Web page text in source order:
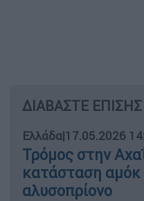
ΔΙΑΒΑΣΤΕ ΕΠΙΣΗΣ
Ελλάδα|17.05.2026
Τρόμος στην
κατάσταση
αλυσοπρίονο